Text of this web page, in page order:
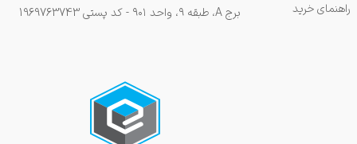
راهنمای خرید
برج A، طبقه ۹، واحد ۹۰۱ - کد پستی 1969763743